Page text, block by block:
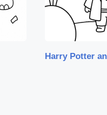
Harry Potter